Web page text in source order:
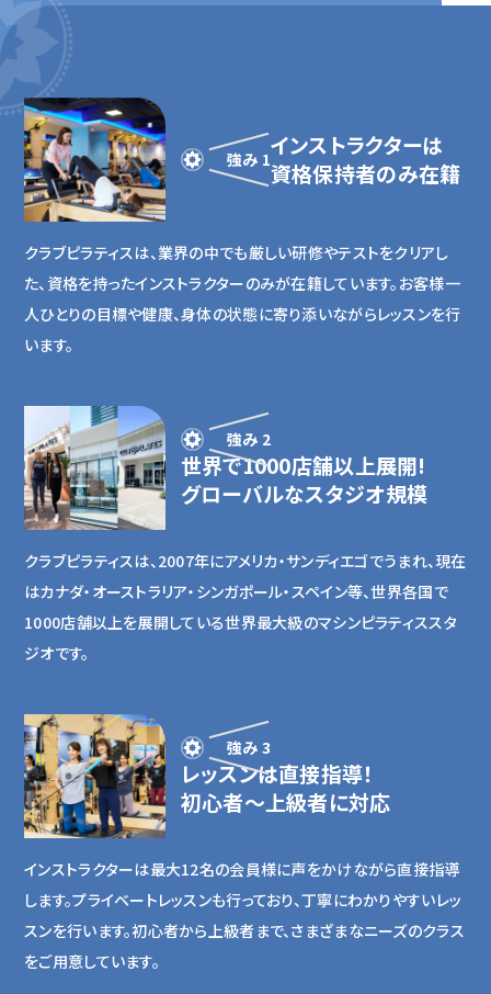
強み 1インストラクターは
資格保持者のみ在籍
クラブピラティスは、業界の中でも厳しい研修やテストをクリアし
た、資格を持ったインストラクターのみが在籍しています。お客様一
人ひとりの目標や健康、身体の状態に寄り添いながらレッスンを行
います。
強み 2
世界で1000店舗以上展開!
グローバルなスタジオ規模
クラブピラティスは、2007年にアメリカ・サンディエゴでうまれ、現在
はカナダ・オーストラリア・シンガポール・スペイン等、世界各国で
1000店舗以上を展開している世界最大級のマシンピラティススタ
ジオです。
強み 3
レッスンは直接指導！
初心者〜上級者に対応
インストラクターは最大12名の会員様に声をかけながら直接指導
します。プライベートレッスンも行っており、丁寧にわかりやすいレッ
スンを行います。初心者から上級者まで、さまざまなニーズのクラス
をご用意しています。